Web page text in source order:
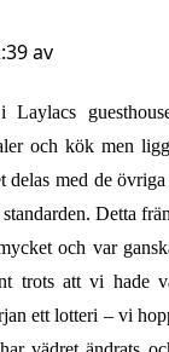
av
och kök men
delas med de
Detta
och var
trots att vi hade
ett lotteri – vi